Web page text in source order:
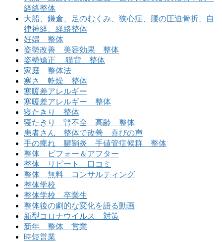
経絡整体
大船、鎌倉、足のむくみ、狭心症、腰の圧迫骨折、自
律神経、経絡整体
妊婦 整体
姿勢改善 美容効果 整体
姿勢矯正 猫背 整体
家庭 整体法
寒さ 乾燥 整体
寒暖差アレルギー
寒暖差アレルギー 整体
寝たきり 整体
寝たきり 腎不全 高齢 整体
患者さん 整体で改善 喜びの声
手の痺れ 腱鞘炎 手値管症候群 整体
整体 ビフォー＆アフター
整体 リピート 口コミ
整体 無料 コンサルティング
整体学校
整体学校 卒業生
整体後の劇的な変化を語る動画
新型コロナウイルス 対策
新年 整体 営業
時短営業